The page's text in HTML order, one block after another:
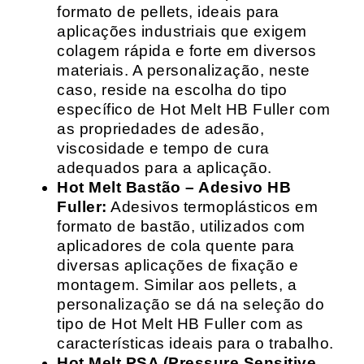
formato de pellets, ideais para
aplicações industriais que exigem
colagem rápida e forte em diversos
materiais. A personalização, neste
caso, reside na escolha do tipo
específico de Hot Melt HB Fuller com
as propriedades de adesão,
viscosidade e tempo de cura
adequados para a aplicação.
Hot Melt Bastão – Adesivo HB
Fuller: Adesivos termoplásticos em
formato de bastão, utilizados com
aplicadores de cola quente para
diversas aplicações de fixação e
montagem. Similar aos pellets, a
personalização se dá na seleção do
tipo de Hot Melt HB Fuller com as
características ideais para o trabalho.